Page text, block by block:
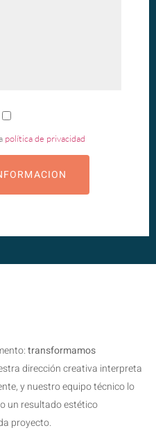
política de privacidad
transformamos
dirección creativa interpreta
y nuestro equipo técnico lo
un resultado estético
proyecto.